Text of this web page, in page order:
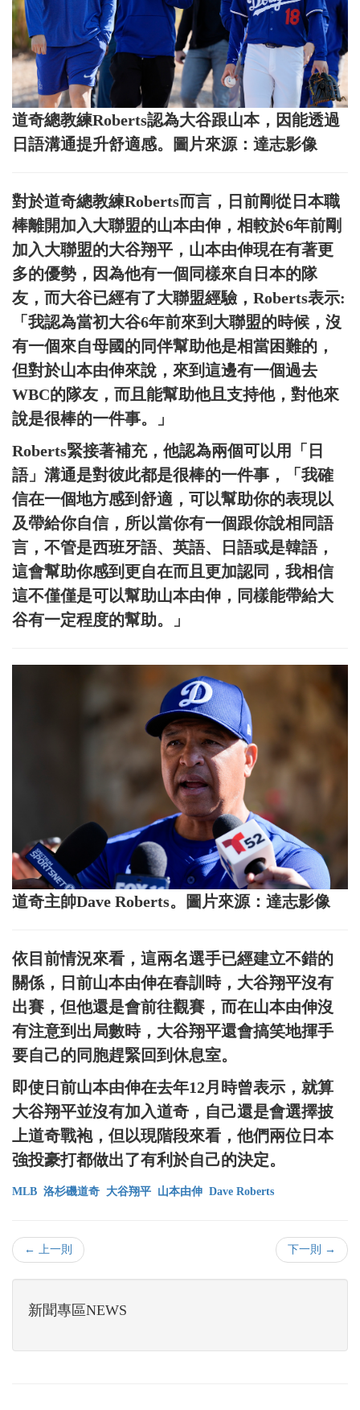
道奇總教練Roberts認為大谷跟山本，因能透過
日語溝通提升舒適感。圖片來源：達志影像
對於道奇總教練Roberts而言，日前剛從日本職
棒離開加入大聯盟的山本由伸，相較於6年前剛
加入大聯盟的大谷翔平，山本由伸現在有著更
多的優勢，因為他有一個同樣來自日本的隊
友，而大谷已經有了大聯盟經驗，Roberts表示:
「我認為當初大谷6年前來到大聯盟的時候，沒
有一個來自母國的同伴幫助他是相當困難的，
但對於山本由伸來說，來到這邊有一個過去
WBC的隊友，而且能幫助他且支持他，對他來
說是很棒的一件事。」
Roberts緊接著補充，他認為兩個可以用「日
語」溝通是對彼此都是很棒的一件事，「我確
信在一個地方感到舒適，可以幫助你的表現以
及帶給你自信，所以當你有一個跟你說相同語
言，不管是西班牙語、英語、日語或是韓語，
這會幫助你感到更自在而且更加認同，我相信
這不僅僅是可以幫助山本由伸，同樣能帶給大
谷有一定程度的幫助。」
道奇主帥Dave Roberts。圖片來源：達志影像
依目前情況來看，這兩名選手已經建立不錯的
關係，日前山本由伸在春訓時，大谷翔平沒有
出賽，但他還是會前往觀賽，而在山本由伸沒
有注意到出局數時，大谷翔平還會搞笑地揮手
要自己的同胞趕緊回到休息室。
即使日前山本由伸在去年12月時曾表示，就算
大谷翔平並沒有加入道奇，自己還是會選擇披
上道奇戰袍，但以現階段來看，他們兩位日本
強投豪打都做出了有利於自己的決定。
MLB 洛杉磯道奇 大谷翔平 山本由伸 Dave Roberts
← 上一則 下一則 →
新聞專區NEWS